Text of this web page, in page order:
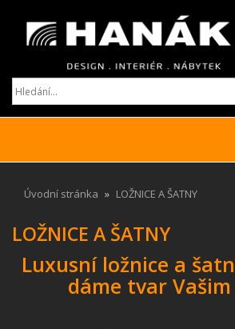
Úvodní stránka LOŽNICE A ŠATNY
LOŽNICE A ŠATNY
Luxusní ložnice a
dáme tvar